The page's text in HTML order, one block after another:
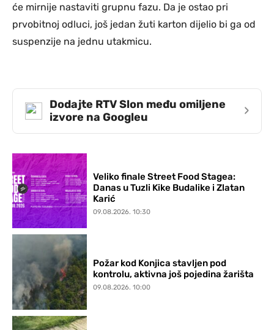
će mirnije nastaviti grupnu fazu. Da je ostao pri
prvobitnoj odluci, još jedan žuti karton dijelio bi ga od
suspenzije na jednu utakmicu.
Dodajte RTV Slon među omiljene
izvore na Googleu
›
Veliko finale Street Food Stagea:
Danas u Tuzli Kike Budalike i Zlatan
Karić
09.08.2026. 10:30
Požar kod Konjica stavljen pod
kontrolu, aktivna još pojedina žarišta
09.08.2026. 10:00